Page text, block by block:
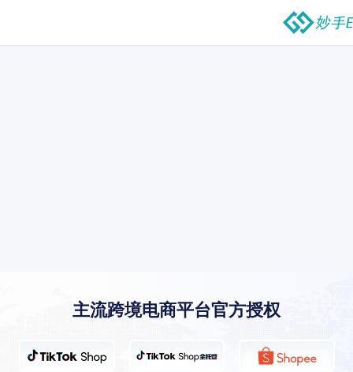
主流跨境电商平台官方授权